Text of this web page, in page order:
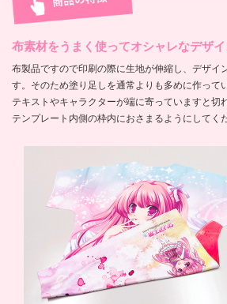
布素材をうまく使ってオシャレなデザ
布製品ですので印刷の際に生地が伸縮し、デザイ
す。そのため塗り足しを通常よりも多めに作って
テキストやキャラクターが端に寄っていますと切
テンプレート内側の枠内におさまるようにしてく